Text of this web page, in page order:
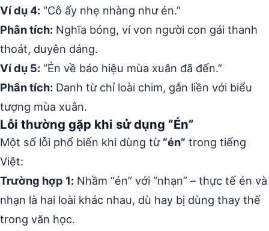
Ví dụ 4: “Cô ấy nhẹ nhàng như én.”
Phân tích: Nghĩa bóng, ví von người con gái thanh
thoát, duyên dáng.
Ví dụ 5: “Én về báo hiệu mùa xuân đã đến.”
Phân tích: Danh từ chỉ loài chim, gắn liền với biểu
tượng mùa xuân.
Lỗi thường gặp khi sử dụng “Én”
Một số lỗi phổ biến khi dùng từ “én” trong tiếng
Việt:
Trường hợp 1: Nhầm “én” với “nhạn” – thực tế én và
nhạn là hai loài khác nhau, dù hay bị dùng thay thế
trong văn học.